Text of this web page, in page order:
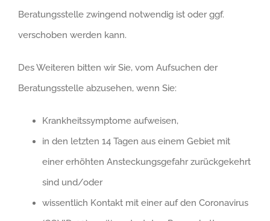
Beratungsstelle zwingend notwendig ist oder ggf.
verschoben werden kann.
Des Weiteren bitten wir Sie, vom Aufsuchen der
Beratungsstelle abzusehen, wenn Sie:
Krankheitssymptome aufweisen,
in den letzten 14 Tagen aus einem Gebiet mit
einer erhöhten Ansteckungsgefahr zurückgekehrt
sind und/oder
wissentlich Kontakt mit einer auf den Coronavirus